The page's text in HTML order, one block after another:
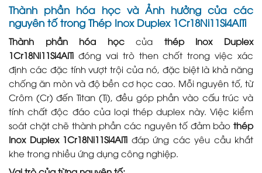
Thành phần hóa học và Ảnh hưởng của các
nguyên tố trong Thép Inox Duplex 1Cr18Ni11Si4AlTi
Thành phần hóa họccủa thép Inox Duplex
1Cr18Ni11Si4AlTi đóng vai trò then chốt trong việc xác
định các đặc tính vượt trội của nó, đặc biệt là khả năng
chống ăn mòn và độ bền cơ học cao. Mỗi nguyên tố, từ
Crôm (Cr) đến Titan (Ti), đều góp phần vào cấu trúc và
tính chất độc đáo của loại thép duplex này. Việc kiểm
soát chặt chẽ thành phần các nguyên tố đảm bảo thép
Inox Duplex 1Cr18Ni11Si4AlTi đáp ứng các yêu cầu khắt
khe trong nhiều ứng dụng công nghiệp.